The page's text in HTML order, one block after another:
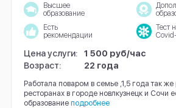
Высшее
образование
Есть
рекомендации
Тест
Цена услуги:
1 500 руб/час
Возраст:
22 года
Работала поваром в семье ,1,5 года так же
ресторанах в городе новлкузнецк и Сочи
образование подробнее